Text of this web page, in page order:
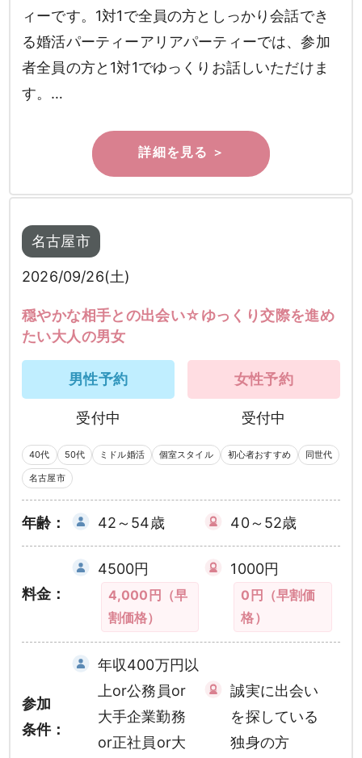
ィーです。1対1で全員の方としっかり会話でき
る婚活パーティーアリアパーティーでは、参加
者全員の方と1対1でゆっくりお話しいただけま
す。…
名古屋市
2026/09/26(土)
穏やかな相手との出会い☆ゆっくり交際を進め
たい大人の男女
男性予約
受付中
女性予約
受付中
40代 50代 ミドル婚活 個室スタイル 初心者おすすめ 同世代
名古屋市
年齢： 42～54歳 40～52歳
料金：
4500円
4,000円（早
割価格）
1000円
0円（早割価
格）
参加
条件：
年収400万円以
上or公務員or
大手企業勤務
or正社員or大
誠実に出会い
を探している
独身の方
検索